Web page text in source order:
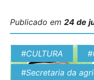
Portelinha: o
beneficiadas pelo
Publicado em 24 de
#CULTURA
#Secretaria da